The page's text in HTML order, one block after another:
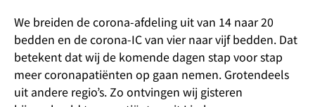
We breiden de corona-afdeling uit van 14 naar 20
bedden en de corona-IC van vier naar vijf bedden. Dat
betekent dat wij de komende dagen stap voor stap
meer coronapatiënten op gaan nemen. Grotendeels
uit andere regio’s. Zo ontvingen wij gisteren